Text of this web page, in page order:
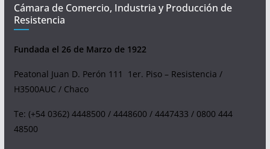
Cámara de Comercio, Industria y Producción de
Resistencia
Fundada el 26 de Marzo de 1922
Peatonal Juan D. Perón 111 1er. Piso – Resistencia /
H3500AUC / Chaco
Te: (+54 0362) 4448500 / 4448600 / 4447433 / 0800 444
48500